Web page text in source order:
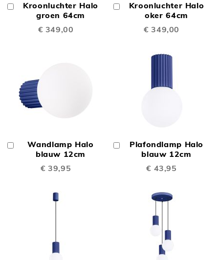
Kroonluchter Halo
groen 64cm
€ 349,00
Winkelwagen
Kroonluchter Halo
oker 64cm
€ 349,00
Winkelwagen
Wandlamp Halo
blauw 12cm
€ 39,95
Winkelwagen
Plafondlamp Halo
blauw 12cm
€ 43,95
Winkelwagen